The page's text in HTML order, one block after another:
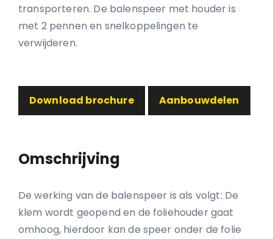
transporteren. De balenspeer met houder is
met 2 pennen en snelkoppelingen te
verwijderen.
Download brochure Aanbouwdelen
Omschrijving
De werking van de balenspeer is als volgt: De
klem wordt geopend en de foliehouder gaat
omhoog, hierdoor kan de speer onder de folie